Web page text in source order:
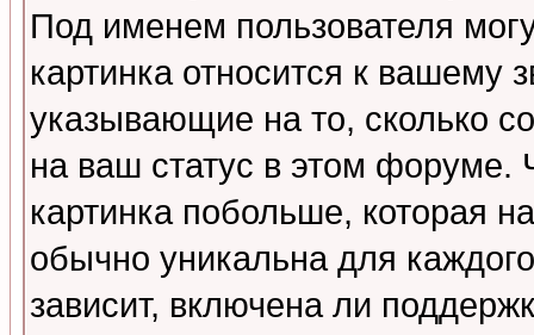
Под именем пользователя
картинка относится к вашему
указывающие на то, сколько
на ваш статус в этом форуме.
картинка побольше, которая
обычно уникальна для
зависит, включена ли